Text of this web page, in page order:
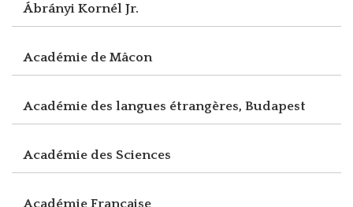
Ábrányi Kornél Jr.
Académie de Mâcon
Académie des langues étrangères, Budapest
Académie des Sciences
Académie Française